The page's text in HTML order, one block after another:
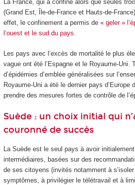
La France, qui a confiné alors que seules
(Grand Est, Île-de-France et Hauts-de-
effet, le confinement a permis de « geler »
l’ouest et le sud du pays.
Les pays avec l’excès de mortalité le plus
vague ont été l’Espagne et le Royaume-Uni.
d’épidémies d’emblée généralisées sur
Royaume-Uni a été le dernier pays d’Europe
prendre des mesures fortes de contrôle de
Suède : un choix initial qui
couronné de succès
La Suède est le seul pays à avoir
intermédiaires, basées sur des
de ses citoyens (invités notamment à
symptômes, à privilégier le télétravail et à